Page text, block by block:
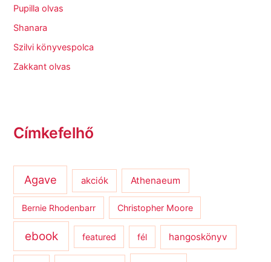
Pupilla olvas
Shanara
Szilvi könyvespolca
Zakkant olvas
Címkefelhő
Agave akciók Athenaeum
Bernie Rhodenbarr Christopher Moore
ebook featured fél hangoskönyv